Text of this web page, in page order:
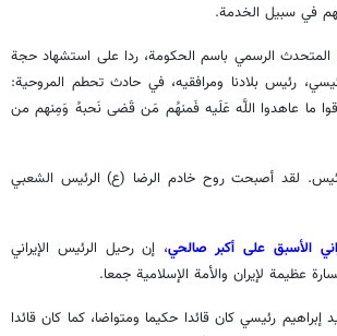
في سبيل الخدمة.
المتحدث الرسمي باسم الحكومة، ردا على استشهاد حجة
رئيس بلادنا ومرافقيه، في حادث تحطم المروحية:
ما عاهدوا اللَّه عَلَیه فَمنهُم مَن قَضی نَحبهُ وَمِنهم من
لقد أصبحت روح خادم الرضا (ع) الرئيس الشعبي
الأسبق على أكبر صالحي، إن رحيل الرئيس الإيراني
عظيمة لإيران والأمة الإسلامية جمعا.
رئيسي كان قائدا حكيما ومتواضا، كما كان قائدا